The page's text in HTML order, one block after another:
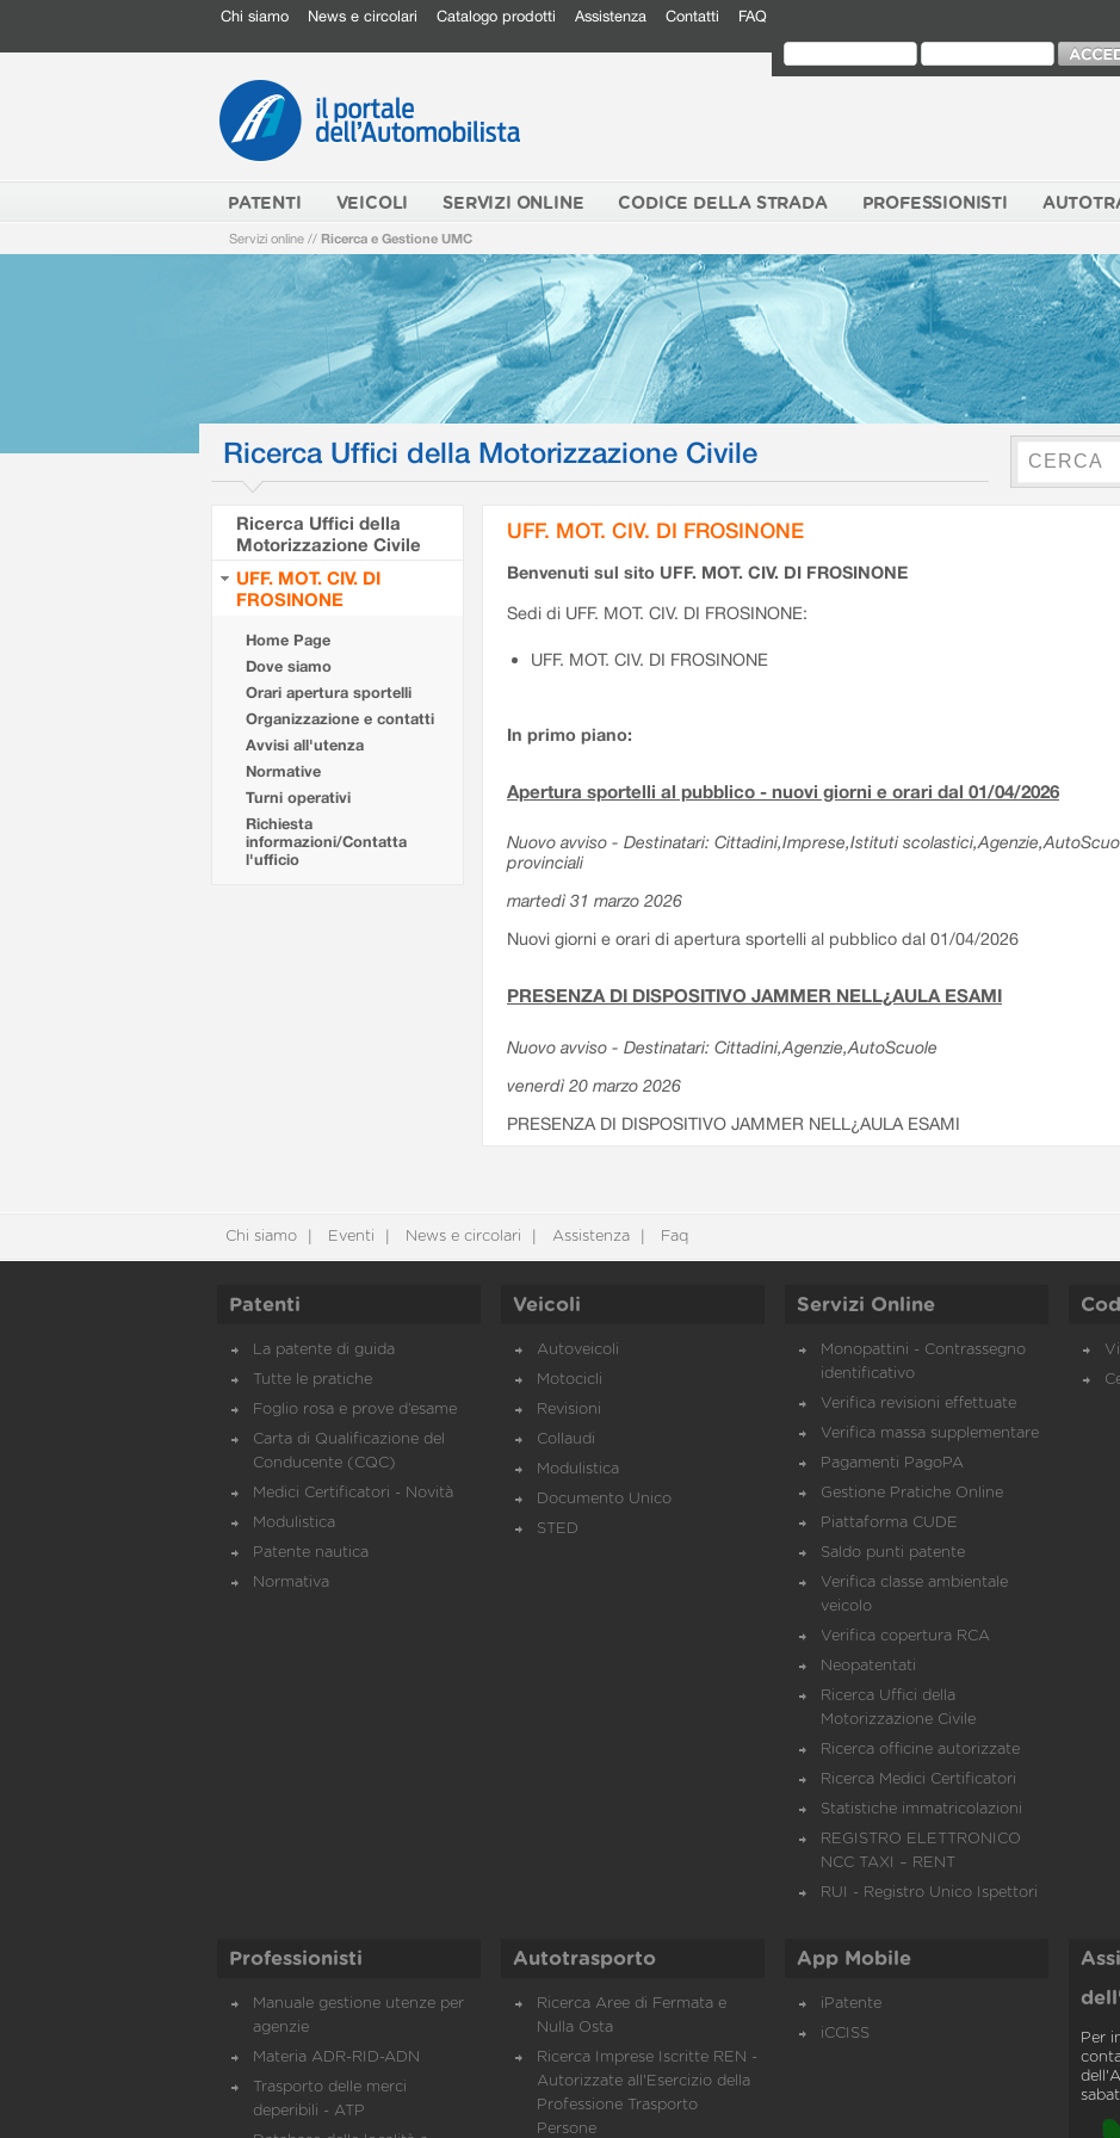
Chi siamo News e circolari Catalogo prodotti Assistenza Contatti FAQ
PATENTI VEICOLI SERVIZI ONLINE CODICE DELLA STRADA PROFESSIONISTI
Servizi online // Ricerca e Gestione UMC
Ricerca Uffici della Motorizzazione Civile
Ricerca Uffici della
Motorizzazione Civile
UFF. MOT. CIV. DI
FROSINONE
Home Page
Dove siamo
Orari apertura sportelli
Organizzazione e contatti
Avvisi all'utenza
Normative
Turni operativi
Richiesta
informazioni/Contatta
l'ufficio
UFF. MOT. CIV. DI FROSINONE
Benvenuti sul sito UFF. MOT. CIV. DI FROSINONE
Sedi di UFF. MOT. CIV. DI FROSINONE:
UFF. MOT. CIV. DI FROSINONE
In primo piano:
Apertura sportelli al pubblico - nuovi giorni e orari dal 01/04/2026
Nuovo avviso - Destinatari: Cittadini,Imprese,Istituti
provinciali
martedì 31 marzo 2026
Nuovi giorni e orari di apertura sportelli al pubblico dal 01/04/2026
PRESENZA DI DISPOSITIVO JAMMER NELL¿AULA ESAMI
Nuovo avviso - Destinatari: Cittadini,Agenzie,AutoScuole
venerdì 20 marzo 2026
PRESENZA DI DISPOSITIVO JAMMER NELL¿AULA ESAMI
Chi siamo Eventi News e circolari Assistenza Faq
Patenti
La patente di guida
Tutte le pratiche
Foglio rosa e prove d’esame
Carta di Qualificazione del
Conducente (CQC)
Medici Certificatori - Novità
Modulistica
Patente nautica
Normativa
Veicoli
Autoveicoli
Motocicli
Revisioni
Collaudi
Modulistica
Documento Unico
STED
Servizi Online
Monopattini - Contrassegno
identificativo
Verifica revisioni effettuate
Verifica massa supplementare
Pagamenti PagoPA
Gestione Pratiche Online
Piattaforma CUDE
Saldo punti patente
Verifica classe ambientale
veicolo
Verifica copertura RCA
Neopatentati
Ricerca Uffici della
Motorizzazione Civile
Ricerca officine autorizzate
Ricerca Medici Certificatori
Statistiche immatricolazioni
REGISTRO ELETTRONICO
NCC TAXI – RENT
RUI - Registro Unico Ispettori
Professionisti
Manuale gestione utenze per
agenzie
Materia ADR-RID-ADN
Trasporto delle merci
deperibili - ATP
Autotrasporto
Ricerca Aree di Fermata e
Nulla Osta
Ricerca Imprese Iscritte REN -
Autorizzate all'Esercizio della
Professione Trasporto
Persone
App Mobile
iPatente
iCCISS
Per